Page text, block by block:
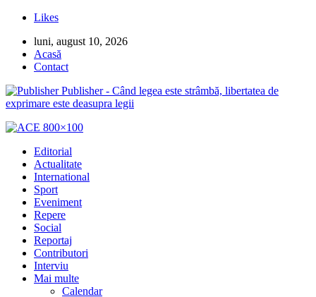
Likes
luni, august 10, 2026
Acasă
Contact
Publisher - Când legea este strâmbă, libertatea de
exprimare este deasupra legii
Editorial
Actualitate
International
Sport
Eveniment
Repere
Social
Reportaj
Contributori
Interviu
Mai multe
Calendar